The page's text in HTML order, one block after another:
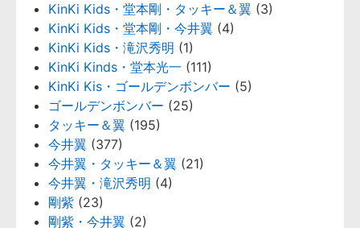
KinKi Kids・堂本剛・タッキー＆翼 (3)
KinKi Kids・堂本剛・今井翼 (4)
KinKi Kids・滝沢秀明 (1)
KinKi Kinds・堂本光一 (111)
KinKi Kis・ゴールデンボンバー (5)
ゴールデンボンバー (25)
タッキー＆翼 (195)
今井翼 (377)
今井翼・タッキー＆翼 (21)
今井翼・滝沢秀明 (4)
剛紫 (23)
剛紫・今井翼 (2)